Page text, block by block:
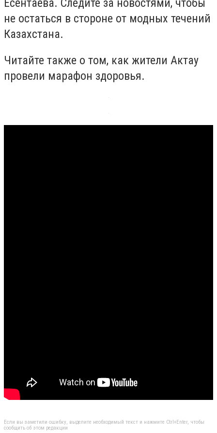
Есентаева. Следите за новостями, чтобы
не остаться в стороне от модных течений
Казахстана.
Читайте также о том, как жители Актау
провели марафон здоровья.
Если вы заметили ошибку, выделите необходимый текст и нажмите Ctrl+Enter, чтобы
сообщить об этом редакции